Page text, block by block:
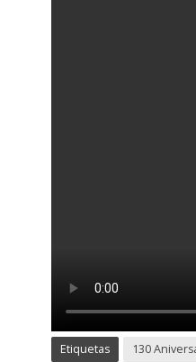
Etiquetas 130